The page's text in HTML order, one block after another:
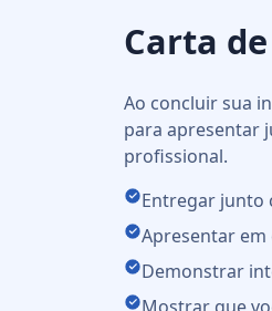
Carta
Ao concluir sua
para apresentar
profissional.
Entregar junto
Apresentar em
Demonstrar